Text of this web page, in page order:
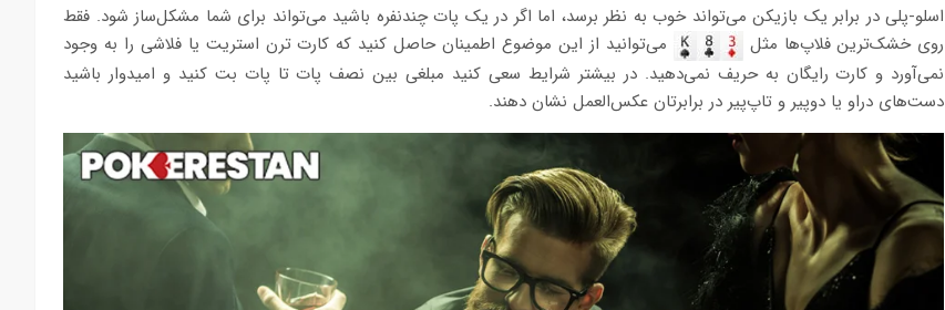
اسلو-پلی در برابر یک بازیکن می‌تواند خوب به نظر برسد، اما اگر در یک پات چندنفره باشید می‌تواند برای شما مشکل‌ساز شود. فقط
روی خشک‌ترین فلاپ‌ها مثل
می‌توانید از این موضوع اطمینان حاصل کنید که کارت ترن استریت یا فلاشی را به وجود
نمی‌آورد و کارت رایگان به حریف نمی‌دهید. در بیشتر شرایط سعی کنید مبلغی بین نصف پات تا پات بت کنید و امیدوار باشید
دست‌های دراو یا دوپیر و تاپ‌پیر در برابرتان عکس‌العمل نشان دهند.